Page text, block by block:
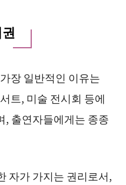
장 일반적인 이유는
트, 미술 전시회 등에
, 출연자들에게는 종종
자가 가지는 권리로서,